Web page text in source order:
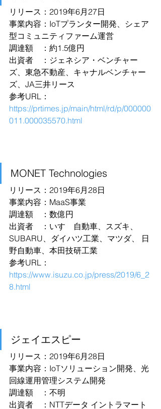
リリース：2019年6月27日
事業内容：IoTプランター開発、シェア
型コミュニティファーム運営
調達額　：約1.5億円
出資者　：ジェネシア・ベンチャー
ズ、東急不動産、キャナルベンチャー
ズ、JA三井リース
参考URL：
https://prtimes.jp/main/html/rd/p/000000
011.000035570.html
MONET Technologies
リリース：2019年6月28日
事業内容：MaaS事業
調達額　：数億円
出資者　：いすゞ自動車、スズキ、
SUBARU、ダイハツ工業、マツダ、 日
野自動車、本田技研工業
参考URL：
https://www.isuzu.co.jp/press/2019/6_2
8.html
ジェイエスピー
リリース：2019年6月28日
事業内容：IoTソリューション開発、光
回線運用管理システム開発
調達額　：不明
出資者　：NTTデータ イントラマート